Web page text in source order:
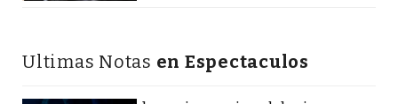
Ultimas Notas en Espectaculos